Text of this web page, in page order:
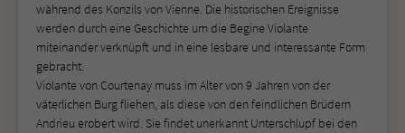
während des Konzils von Vienne. Die historischen Ereignisse
werden durch eine Geschichte um die Begine Violante
miteinander verknüpft und in eine lesbare und interessante Form
gebracht.
Violante von Courtenay muss im Alter von 9 Jahren von der
väterlichen Burg fliehen, als diese von den feindlichen Brüdern
Andrieu erobert wird. Sie findet unerkannt Unterschlupf bei den